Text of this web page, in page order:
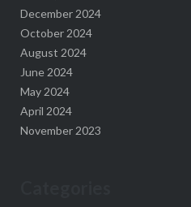
December 2024
October 2024
August 2024
June 2024
May 2024
April 2024
November 2023